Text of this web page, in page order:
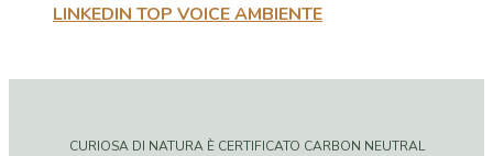
LINKEDIN TOP VOICE AMBIENTE
CURIOSA DI NATURA È CERTIFICATO CARBON NEUTRAL